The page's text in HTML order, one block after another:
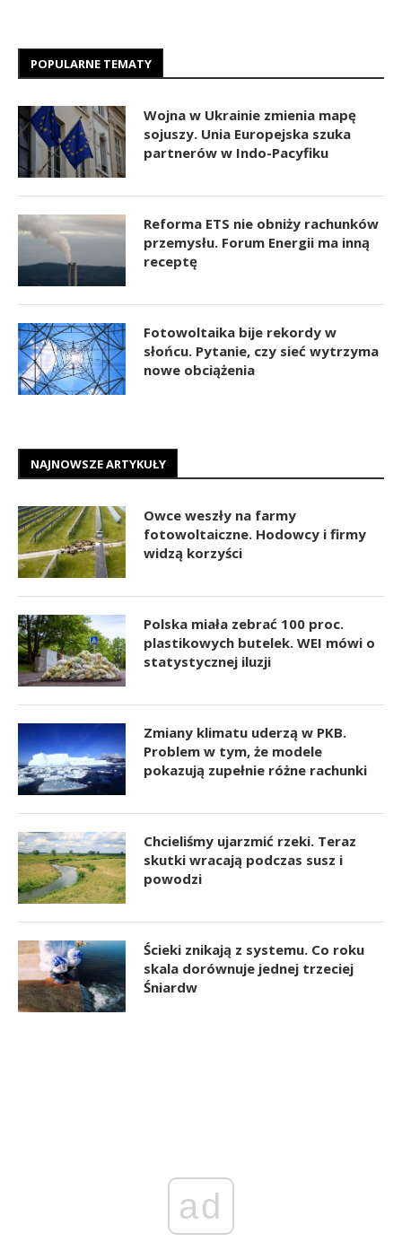
POPULARNE TEMATY
Wojna w Ukrainie zmienia mapę
sojuszy. Unia Europejska szuka
partnerów w Indo-Pacyfiku
Reforma ETS nie obniży rachunków
przemysłu. Forum Energii ma inną
receptę
Fotowoltaika bije rekordy w
słońcu. Pytanie, czy sieć wytrzyma
nowe obciążenia
NAJNOWSZE ARTYKUŁY
Owce weszły na farmy
fotowoltaiczne. Hodowcy i firmy
widzą korzyści
Polska miała zebrać 100 proc.
plastikowych butelek. WEI mówi o
statystycznej iluzji
Zmiany klimatu uderzą w PKB.
Problem w tym, że modele
pokazują zupełnie różne rachunki
Chcieliśmy ujarzmić rzeki. Teraz
skutki wracają podczas susz i
powodzi
Ścieki znikają z systemu. Co roku
skala dorównuje jednej trzeciej
Śniardw
ad